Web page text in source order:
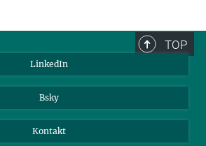
TOP
LinkedIn
Bsky
Kontakt